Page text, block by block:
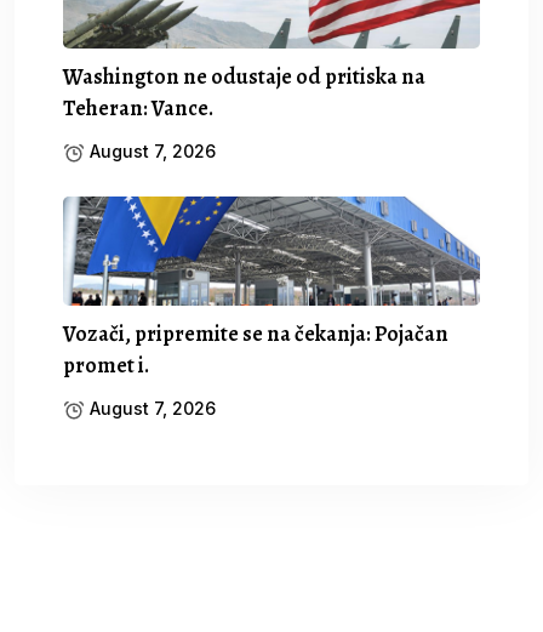
Washington ne odustaje od pritiska na
Teheran: Vance.
August 7, 2026
Vozači, pripremite se na čekanja: Pojačan
promet i.
August 7, 2026